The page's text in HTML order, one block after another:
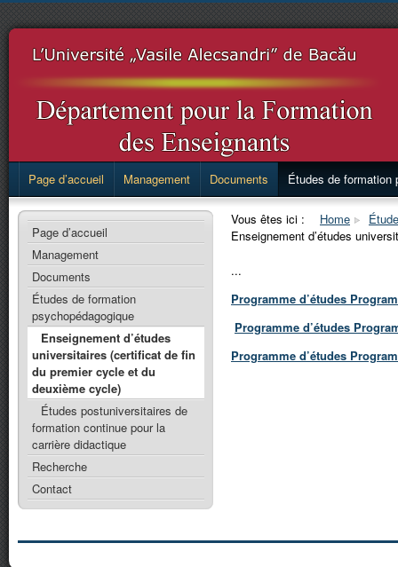
Page d’accueil Management Documents Études de formation
Page d’accueil
Management
Documents
Études de formation
psychopédagogique
Enseignement d’études
universitaires (certificat de fin
du premier cycle et du
deuxième cycle)
Études postuniversitaires de
formation continue pour la
carrière didactique
Recherche
Contact
Vous êtes ici : Home
Enseignement d’études
...
Programme d’études
Programme d’études
Programme d’études